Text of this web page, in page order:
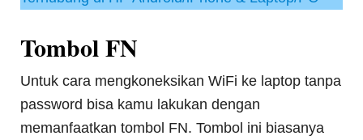
Tombol FN
Untuk cara mengkoneksikan WiFi ke laptop tanpa
password bisa kamu lakukan dengan
memanfaatkan tombol FN. Tombol ini biasanya